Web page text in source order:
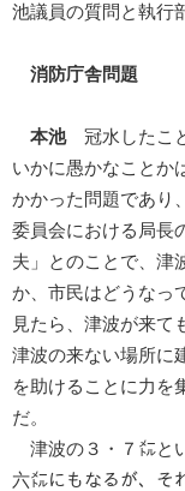
池議員の質問と執行
消防庁舎問題
本池冠水したこと
いかに愚かなことか
かかった問題であり
委員会における局長
夫」とのことで、津
か、市民はどうなっ
見たら、津波が来て
津波の来ない場所に
を助けることに力を
だ。
津波の３・７㍍と
六㍍にもなるが、そ